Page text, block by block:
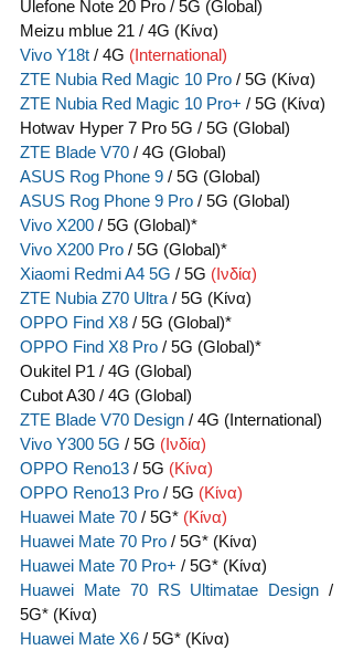
Ulefone Note 20 Pro / 5G (Global)
Meizu mblue 21 / 4G (Κίνα)
Vivo Y18t / 4G (International)
ZTE Nubia Red Magic 10 Pro / 5G (Κίνα)
ZTE Nubia Red Magic 10 Pro+ / 5G (Κίνα)
Hotwav Hyper 7 Pro 5G / 5G (Global)
ZTE Blade V70 / 4G (Global)
ASUS Rog Phone 9 / 5G (Global)
ASUS Rog Phone 9 Pro / 5G (Global)
Vivo X200 / 5G (Global)*
Vivo X200 Pro / 5G (Global)*
Xiaomi Redmi A4 5G / 5G (Ινδία)
ZTE Nubia Z70 Ultra / 5G (Κίνα)
OPPO Find X8 / 5G (Global)*
OPPO Find X8 Pro / 5G (Global)*
Oukitel P1 / 4G (Global)
Cubot A30 / 4G (Global)
ZTE Blade V70 Design / 4G (International)
Vivo Y300 5G / 5G (Ινδία)
OPPO Reno13 / 5G (Κίνα)
OPPO Reno13 Pro / 5G (Κίνα)
Huawei Mate 70 / 5G* (Κίνα)
Huawei Mate 70 Pro / 5G* (Κίνα)
Huawei Mate 70 Pro+ / 5G* (Κίνα)
Huawei Mate 70 RS Ultimatae Design /
5G* (Κίνα)
Huawei Mate X6 / 5G* (Κίνα)